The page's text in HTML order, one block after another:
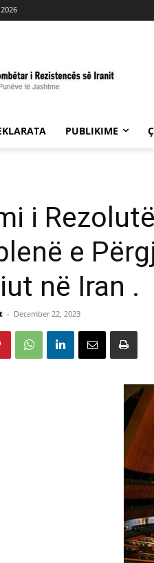
PUBLIKIME
i
e
në Iran .
- December 22, 2023